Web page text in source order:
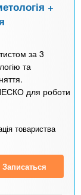
+
за 3
та
для роботи
товариства
Записаться